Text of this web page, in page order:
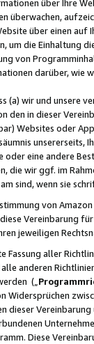
über Ihre
überwachen,
über einen
um die Einhaltung
von
darüber, wie
(a) wir und
den in dieser
Websites oder
unsererseits,
eine andere
die wir ggf. im
sind, wenn sie
von
Vereinbarung
jeweiligen
aller
anderen
(„
Widersprüchen
dieser
Diese